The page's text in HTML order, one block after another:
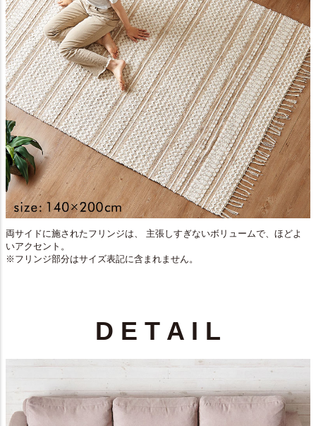
両サイドに施されたフリンジは、 主張しすぎないボリュームで、ほどよ
いアクセント。
※フリンジ部分はサイズ表記に含まれません。
D E T A I L